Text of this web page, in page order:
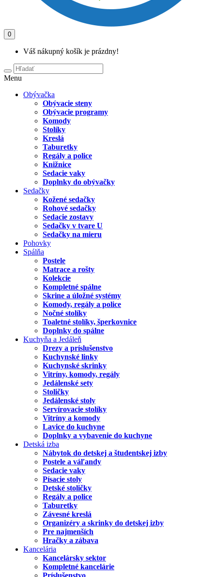
0
Váš nákupný košík je prázdny!
Menu
Obývačka
Obývacie steny
Obývacie programy
Komody
Stolíky
Kreslá
Taburetky
Regály a police
Knižnice
Sedacie vaky
Doplnky do obývačky
Sedačky
Kožené sedačky
Rohové sedačky
Sedacie zostavy
Sedačky v tvare U
Sedačky na mieru
Pohovky
Spálňa
Postele
Matrace a rošty
Kolekcie
Kompletné spálne
Skrine a úložné systémy
Komody, regály a police
Nočné stolíky
Toaletné stolíky, šperkovnice
Doplnky do spálne
Kuchyňa a Jedáleň
Drezy a príslušenstvo
Kuchynské linky
Kuchynské skrinky
Vitríny, komody, regály
Jedálenské sety
Stoličky
Jedálenské stoly
Servírovacie stolíky
Vitríny a komody
Lavice do kuchyne
Doplnky a vybavenie do kuchyne
Detská izba
Nábytok do detskej a študentskej izby
Postele a váľandy
Sedacie vaky
Písacie stoly
Detské stoličky
Regály a police
Taburetky
Závesné kreslá
Organizéry a skrinky do detskej izby
Pre najmenších
Hračky a zábava
Kancelária
Kancelársky sektor
Kompletné kancelárie
Príslušenstvo